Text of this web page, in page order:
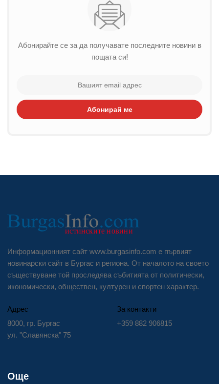
Абонирайте се за да получавате последните новини в
пощата си!
Абонирай ме
Информационният сайт www.burgasinfo.com е първият
новинарски сайт в Бургас и региона. От началото на своето
съществуване той проследява събитията от политически,
икономически, обществен, културен и спортен характер.
Адрес
8000, гр. Бургас
ул. "Славянска" 75
За контакти
+359 882 906815
Още